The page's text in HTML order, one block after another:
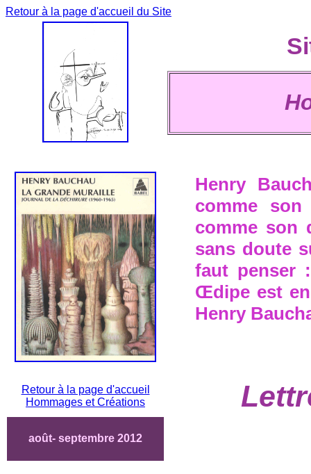
Retour à la page d'accueil du Site
Henry
comme
comme son
sans doute
faut penser
Œdipe est
Henry
Retour à la page d'accueil
Hommages et Créations
août- septembre 2012